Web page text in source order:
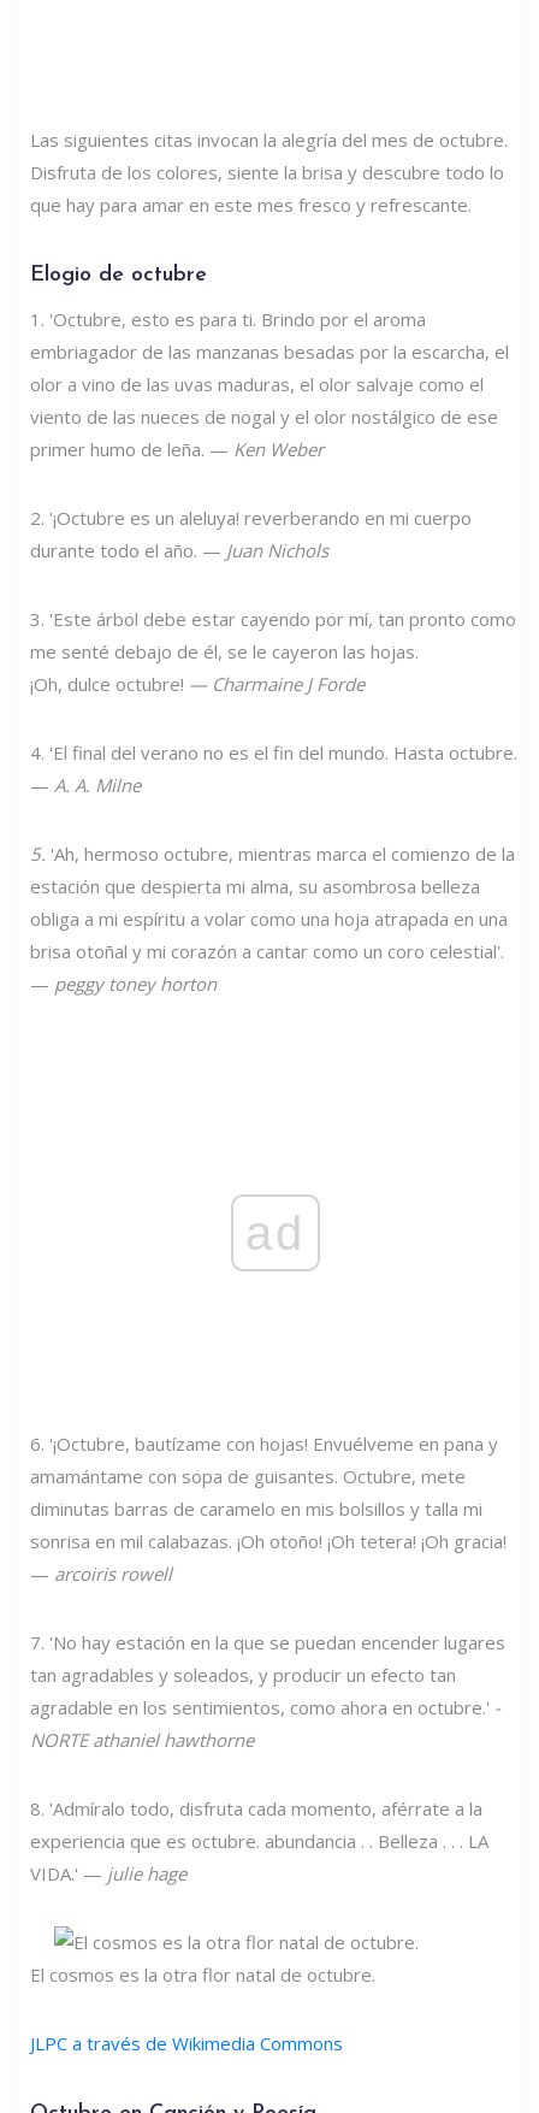
Las siguientes citas invocan la alegría del mes de octubre.
Disfruta de los colores, siente la brisa y descubre todo lo
que hay para amar en este mes fresco y refrescante.
Elogio de octubre
1. 'Octubre, esto es para ti. Brindo por el aroma
embriagador de las manzanas besadas por la escarcha, el
olor a vino de las uvas maduras, el olor salvaje como el
viento de las nueces de nogal y el olor nostálgico de ese
primer humo de leña. — Ken Weber
2. '¡Octubre es un aleluya! reverberando en mi cuerpo
durante todo el año. — Juan Nichols
3. 'Este árbol debe estar cayendo por mí, tan pronto como
me senté debajo de él, se le cayeron las hojas.
¡Oh, dulce octubre! — Charmaine J Forde
4. 'El final del verano no es el fin del mundo. Hasta octubre.
— A. A. Milne
5. 'Ah, hermoso octubre, mientras marca el comienzo de la
estación que despierta mi alma, su asombrosa belleza
obliga a mi espíritu a volar como una hoja atrapada en una
brisa otoñal y mi corazón a cantar como un coro celestial'.
— peggy toney horton
ad
6. '¡Octubre, bautízame con hojas! Envuélveme en pana y
amamántame con sopa de guisantes. Octubre, mete
diminutas barras de caramelo en mis bolsillos y talla mi
sonrisa en mil calabazas. ¡Oh otoño! ¡Oh tetera! ¡Oh gracia!
— arcoiris rowell
7. 'No hay estación en la que se puedan encender lugares
tan agradables y soleados, y producir un efecto tan
agradable en los sentimientos, como ahora en octubre.' -
NORTEathaniel hawthorne
8. 'Admíralo todo, disfruta cada momento, aférrate a la
experiencia que es octubre. abundancia . . Belleza . . . LA
VIDA.' — julie hage
El cosmos es la otra flor natal de octubre.
JLPC a través de Wikimedia Commons